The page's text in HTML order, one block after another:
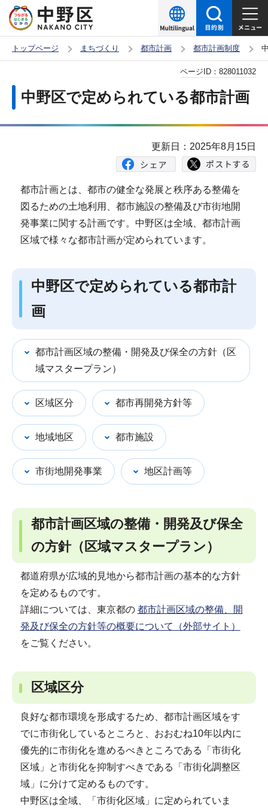
の
ー
頭
トップページ まちづくり 都市計画 都市計画制度
中野区で定められている都市計画
ページID： 828011032
更新日：2025年8月15日
都市計画とは、都市の健全な発展と秩序ある整備を
図るための土地利用、都市施設の整備及び市街地開
発事業に関する計画です。中野区は全域、都市計画
区域で様々な都市計画が定められています。
中野区で定められている都市計
画
都市計画区域の整備・開発及び保全の方針（区
域マスタープラン）
区域区分 都市再開発方針等
地域地区 都市施設
市街地開発事業 地区計画等
都市計画区域の整備・開発及び保全
の方針（区域マスタープラン）
都道府県が広域的見地から都市計画の基本的な方針
を定めるものです。
詳細については、東京都の 都市計画区域の整備、開
発及び保全の方針等の概要について（外部サイト）
をご覧ください。
区域区分
良好な都市環境を形成するため、都市計画区域をす
でに市街化しているところと、おおむね10年以内に
優先的に市街化を進めるべきところである「市街化
区域」と市街化を抑制すべきである「市街化調整区
域」に分けて定めるものです。
中野区は全域、「市街化区域」に定められていま